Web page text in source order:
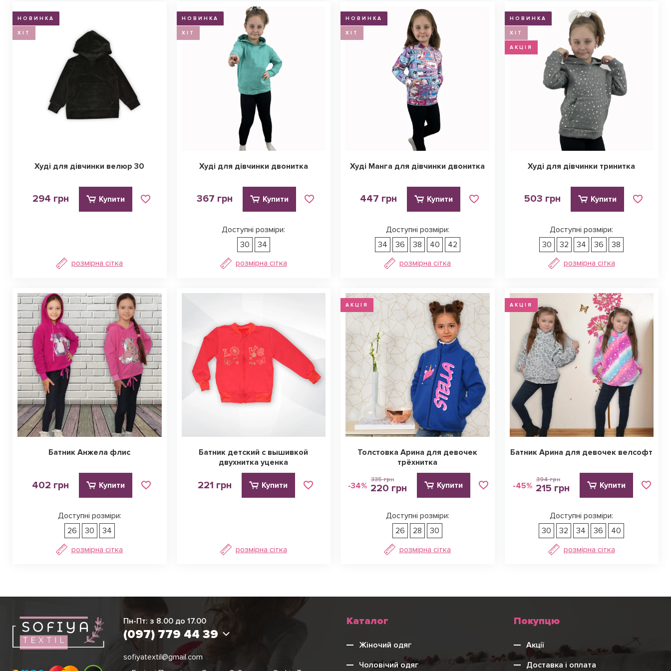
НОВИНКА
ХІТ
Худі для дівчинки велюр 30
294 грн Купити
розмірна сітка
НОВИНКА
ХІТ
Худі для дівчинки двонитка
367 грн Купити
Доступні розміри:
30
34
розмірна сітка
НОВИНКА
ХІТ
Худі Манга для дівчинки двонитка
447 грн Купити
Доступні розміри:
34
36 38 40
42
розмірна сітка
НОВИНКА
ХІТ
АКЦІЯ
Худі для дівчинки тринитка
503 грн Купити
Доступні розміри:
30
32 34 36
38
розмірна сітка
Батник Анжела флис
402 грн Купити
Доступні розміри:
26
30
34
розмірна сітка
Батник детский с вышивкой
двухнитка уценка
221 грн Купити
розмірна сітка
АКЦІЯ
Толстовка Арина для девочек
трёхнитка
-34%
335 грн
220 грн Купити
Доступні розміри:
26
28
30
розмірна сітка
АКЦІЯ
Батник Арина для девочек велсофт
-45%
394 грн
215 грн Купити
Доступні розміри:
30
32 34 36
40
розмірна сітка
Пн-Пт: з 8.00 до 17.00
(097) 779 44 39
(097) 779 44 39
sofiyatextil@gmail.com
Каталог
Жіночий одяг
Чоловічий одяг
Меню
колонтитулу
Покупцю
Акції
Доставка і оплата